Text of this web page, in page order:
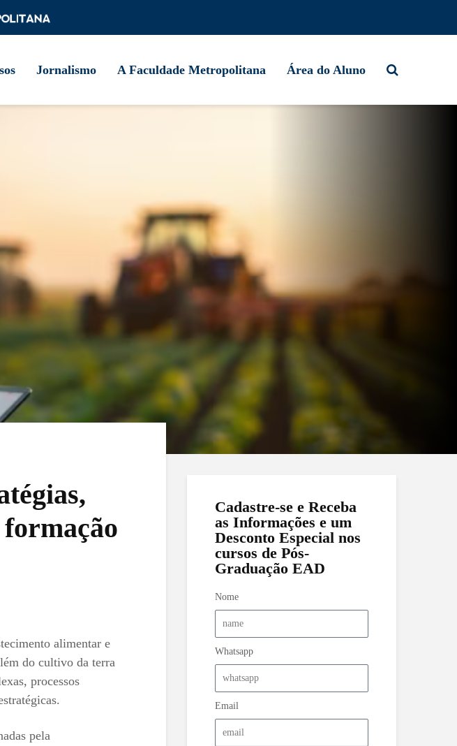
Jornalismo A Faculdade Metropolitana Área do Aluno
alimentar e
do cultivo da terra
processos
pela
Cadastre-se e Receba
as Informações e um
Desconto Especial nos
cursos de Pós-
Graduação EAD
Nome
Whatsapp
Email